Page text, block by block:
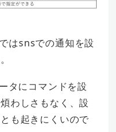
snsでの通知を設
タにコマンドを設
わしさもなく、設
も起きにくいので